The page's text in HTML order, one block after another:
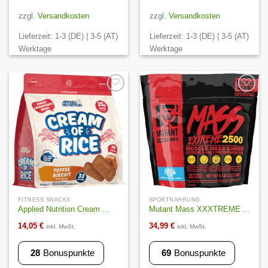
zzgl. Versandkosten
Lieferzeit: 1-3 (DE) | 3-5 (AT)
Werktage
Produkt
mehrere
Varianten
auf.
Die
Optionen
können
auf
der
Produktseite
gewählt
werden
zzgl. Versandkosten
Lieferzeit: 1-3 (DE) | 3-5 (AT)
Werktage
Auf die
Wunschliste
FITNESS SNACKS
Applied Nutrition Cream ...
14,05 € inkl. MwSt.
28 Bonuspunkte
Auf die
Wunschliste
SPORTNAHRUNG
Mutant Mass XXXTREME ...
34,99 € inkl. MwSt.
69 Bonuspunkte